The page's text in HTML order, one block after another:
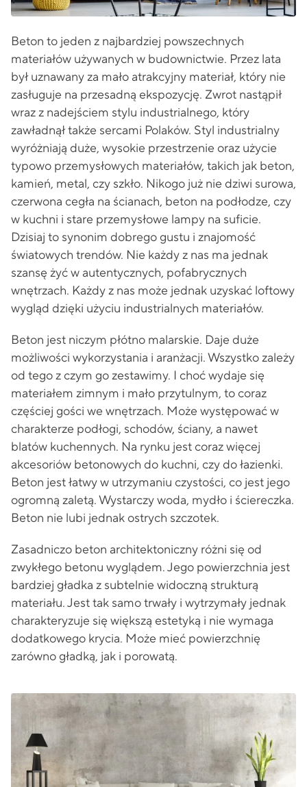
Beton to jeden z najbardziej powszechnych
materiałów używanych w budownictwie. Przez lata
był uznawany za mało atrakcyjny materiał, który nie
zasługuje na przesadną ekspozycję. Zwrot nastąpił
wraz z nadejściem stylu industrialnego, który
zawładnął także sercami Polaków. Styl industrialny
wyróżniają duże, wysokie przestrzenie oraz użycie
typowo przemysłowych materiałów, takich jak beton,
kamień, metal, czy szkło. Nikogo już nie dziwi surowa,
czerwona cegła na ścianach, beton na podłodze, czy
w kuchni i stare przemysłowe lampy na suficie.
Dzisiaj to synonim dobrego gustu i znajomość
światowych trendów. Nie każdy z nas ma jednak
szansę żyć w autentycznych, pofabrycznych
wnętrzach. Każdy z nas może jednak uzyskać loftowy
wygląd dzięki użyciu industrialnych materiałów.
Beton jest niczym płótno malarskie. Daje duże
możliwości wykorzystania i aranżacji. Wszystko zależy
od tego z czym go zestawimy. I choć wydaje się
materiałem zimnym i mało przytulnym, to coraz
częściej gości we wnętrzach. Może występować w
charakterze podłogi, schodów, ściany, a nawet
blatów kuchennych. Na rynku jest coraz więcej
akcesoriów betonowych do kuchni, czy do łazienki.
Beton jest łatwy w utrzymaniu czystości, co jest jego
ogromną zaletą. Wystarczy woda, mydło i ściereczka.
Beton nie lubi jednak ostrych szczotek.
Zasadniczo beton architektoniczny różni się od
zwykłego betonu wyglądem. Jego powierzchnia jest
bardziej gładka z subtelnie widoczną strukturą
materiału. Jest tak samo trwały i wytrzymały jednak
charakteryzuje się większą estetyką i nie wymaga
dodatkowego krycia. Może mieć powierzchnię
zarówno gładką, jak i porowatą.